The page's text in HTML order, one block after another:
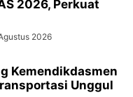
2026, Perkuat
2026
Kemendikdasmen
Unggul